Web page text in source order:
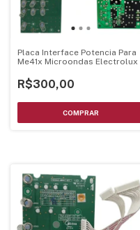
Placa Interface Potencia Para
Me41x Microondas Electrolux
R$300,00